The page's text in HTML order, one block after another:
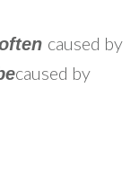
caused by
caused by